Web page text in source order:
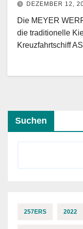
DEZEMBER 12,
Die MEYER
die traditionelle
Kreuzfahrtschiff
Suchen
257ERS 2022